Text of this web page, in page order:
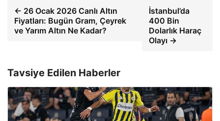
← 26 Ocak 2026 Canlı Altın
Fiyatları: Bugün Gram, Çeyrek
ve Yarım Altın Ne Kadar?
İstanbul’da
400 Bin
Dolarlık Haraç
Olayı →
Tavsiye Edilen Haberler